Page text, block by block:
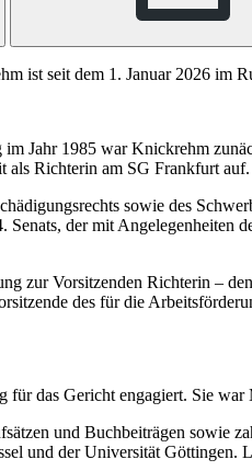
ist seit dem 1. Januar 2026 im
Jahr 1985 war Knickrehm
Richterin am SG Frankfurt
sowie des
der mit Angelegenheiten
zur Vorsitzenden Richterin –
des für die
das Gericht engagiert. Sie
und Buchbeiträgen sowie
und der Universität Göttingen.